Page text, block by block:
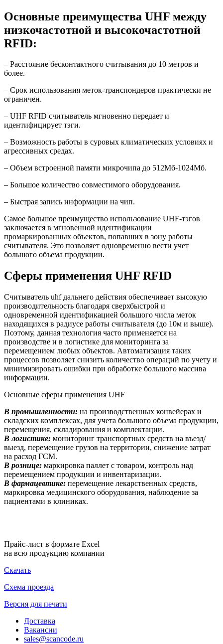
Основные преимущества UHF между
низкочастотной и высокочастотной
RFID:
– Расстояние бесконтактного считывания до 10 метров и
более.
– Срок использования меток-транспондеров практически не
ограничен.
– UHF RFID считыватель мгновенно передает и
идентифицирует тэги.
– Возможность работы в суровых климатических условиях и
агрессивных средах.
– Объем встроенной памяти микрочипа до 512Мб-1024Мб.
– Большое количество совместимого оборудования.
– Быстрая запись информации на чип.
Самое большое преимущество использование UHF-тэгов
заключается в мгновенной идентификации
промаркированных объектов, попавших в зону работы
считывателя. Это позволяет одновременно вести учет
большого объема продукции.
Сферы применения UHF RFID
Считыватель uhf дальнего действия обеспечивает высокую
производительность благодаря сверхбыстрой и
одновременной идентификацией большого числа меток
находящихся в радиусе работы считывателя (до 10м и выше).
Поэтому, данная технология часто применяется на
производстве и в логистике для мониторинга за
перемещением любых объектов. Автоматизация таких
процессов позволяет снизить количество операций по учету и
минимизировать ошибки при обработке большого массива
информации.
Основные сферы применения UHF
В промышленности: на производственных конвейерах и
складских комплексах, для учета большого объема продукции,
перемещения, складирования и комплектации.
В логистике: мониторинг транспортных средств на въезд/
выезд, перемещение грузов на территории, снижение затрат
на расход ГСМ.
В рознице: маркировка паллет с товаром, контроль над
перемещением продукции и инвентаризации.
В фармацевтике: перемещение лекарственных средств,
маркировка медицинского оборудования, наблюдение за
пациентами в клиниках.
Прайс-лист в формате Excel
на всю продукцию компании
Скачать
Схема проезда
Версия для печати
Доставка
Вакансии
sales@scancode.ru